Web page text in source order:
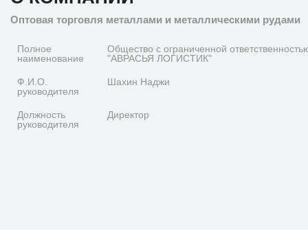
Оптовая торговля металлами и металлическими рудами
Полное
наименование
Общество с ограниченной
"АВРАСЬЯ ЛОГИСТИК"
Ф.И.О.
руководителя
Шахин Наджи
Должность
руководителя
Директор